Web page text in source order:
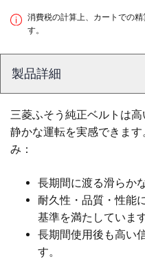
消費税の計算上、カートでの
す。
製品詳細
三菱ふそう純正ベルトは
静かな運転を実感できま
み：
長期間に渡る滑らか
耐久性・品質・性能
基準を満たしています
長期間使用後も高い
す。